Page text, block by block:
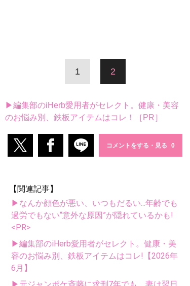
1 2
▶編集部のiHerb愛用者がセレクト。健康・美容
のお悩み別、鉄板アイテムはコレ！［PR］
コメントをする・見る
【関連記事】
▶なんか顔色が悪い、いつもだるい...年齢でも
過労でもない“意外な原因”が隠れているかも!
<PR>
▶編集部のiHerb愛用者がセレクト。健康・美
容のお悩み別、鉄板アイテムはコレ!【2026年
6月】
▶元ジャンポケ斉藤に求刑7年でも、妻は翌日